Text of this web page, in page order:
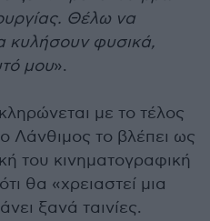
Θέλω να
φυσικά,
μου».
με το τέλος
Λάνθιμος το βλέπει ως
του κινηματογραφική
θα «χρειαστεί μια
ξανά ταινίες.